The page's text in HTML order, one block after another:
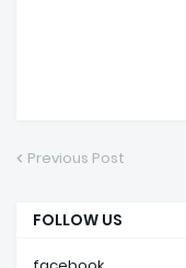
Previous Post
FOLLOW US